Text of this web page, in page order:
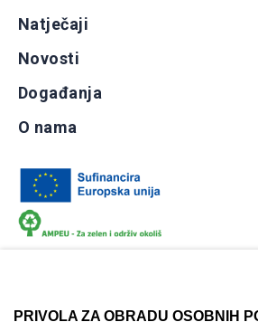
PRIVOLA ZA OBRADU OSOBNIH
Natječaji
Novosti
Događanja
O nama